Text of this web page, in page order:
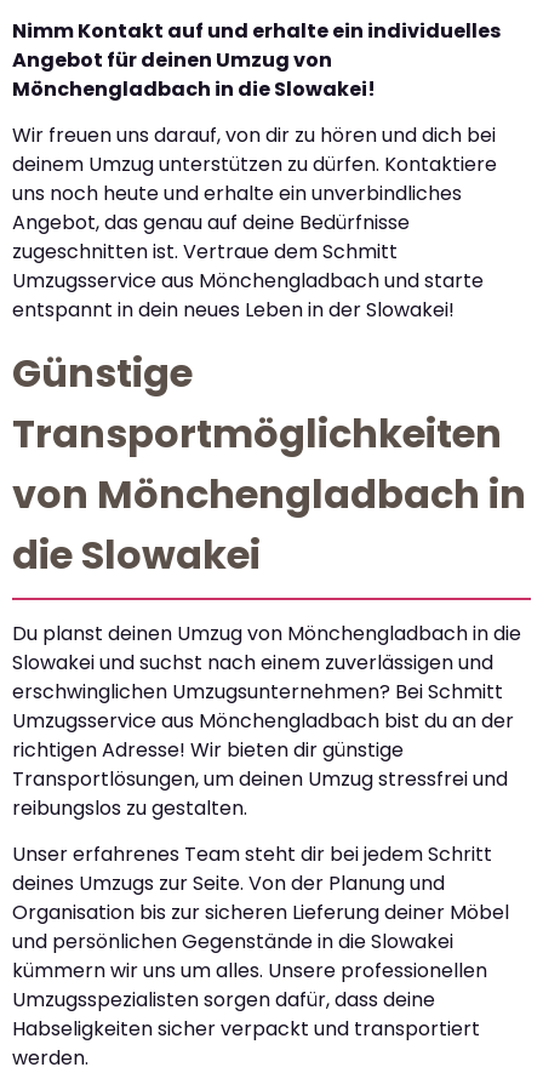
Nimm Kontakt auf und erhalte ein individuelles
Angebot für deinen Umzug von
Mönchengladbach in die Slowakei!
Wir freuen uns darauf, von dir zu hören und dich bei
deinem Umzug unterstützen zu dürfen. Kontaktiere
uns noch heute und erhalte ein unverbindliches
Angebot, das genau auf deine Bedürfnisse
zugeschnitten ist. Vertraue dem Schmitt
Umzugsservice aus Mönchengladbach und starte
entspannt in dein neues Leben in der Slowakei!
Günstige
Transportmöglichkeiten
von Mönchengladbach in
die Slowakei
Du planst deinen Umzug von Mönchengladbach in die
Slowakei und suchst nach einem zuverlässigen und
erschwinglichen Umzugsunternehmen? Bei Schmitt
Umzugsservice aus Mönchengladbach bist du an der
richtigen Adresse! Wir bieten dir günstige
Transportlösungen, um deinen Umzug stressfrei und
reibungslos zu gestalten.
Unser erfahrenes Team steht dir bei jedem Schritt
deines Umzugs zur Seite. Von der Planung und
Organisation bis zur sicheren Lieferung deiner Möbel
und persönlichen Gegenstände in die Slowakei
kümmern wir uns um alles. Unsere professionellen
Umzugsspezialisten sorgen dafür, dass deine
Habseligkeiten sicher verpackt und transportiert
werden.